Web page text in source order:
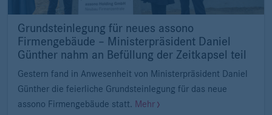
Grundsteinlegung für neues assono
Firmengebäude – Ministerpräsident Daniel
Günther nahm an Befüllung der Zeitkapsel teil
Gestern fand in Anwesenheit von Ministerpräsident Daniel
Günther die feierliche Grundsteinlegung für das neue
assono Firmengebäude statt. Mehr